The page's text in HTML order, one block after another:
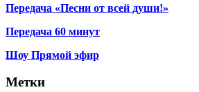
Передача «Песни от всей души!»
Передача 60 минут
Шоу Прямой эфир
Метки